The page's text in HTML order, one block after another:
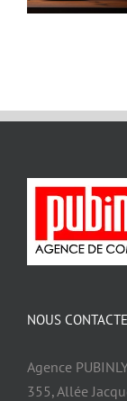
NOUS
Agence
355, Allée